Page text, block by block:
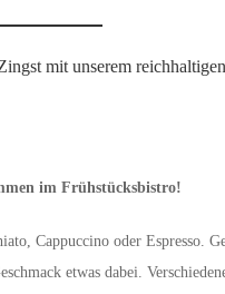
mit unserem
im Frühstücksbistro!
Cappuccino oder Espresso.
etwas dabei.